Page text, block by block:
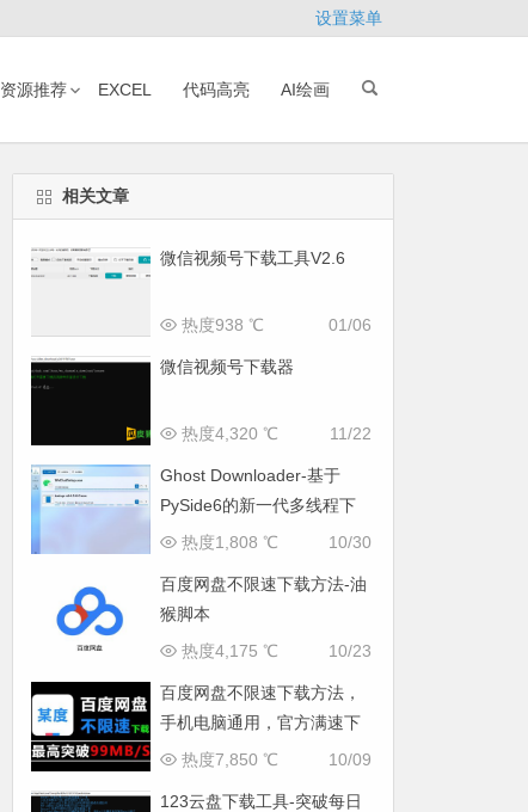
设置菜单
资源推荐 EXCEL 代码高亮 AI绘画
相关文章
微信视频号下载工具V2.6
01/06
热度938 ℃
微信视频号下载器
11/22
热度4,320 ℃
Ghost Downloader-基于
PySide6的新一代多线程下
载器
10/30
热度1,808 ℃
百度网盘不限速下载方法-油
猴脚本
10/23
热度4,175 ℃
百度网盘不限速下载方法，
手机电脑通用，官方满速下
载长期稳定
10/09
热度7,850 ℃
123云盘下载工具-突破每日